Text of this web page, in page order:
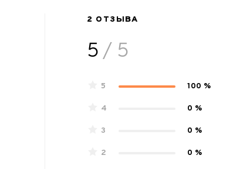
2 ОТЗЫВА
5/ 5
5 100 %
4 0 %
3 0 %
2 0 %